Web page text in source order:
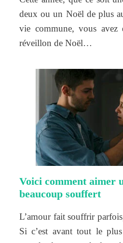
deux ou un Noël de plus
vie commune, vous avez
réveillon de Noël…
Voici comment aimer
beaucoup souffert
L’amour fait souffrir
Si c’est avant tout le